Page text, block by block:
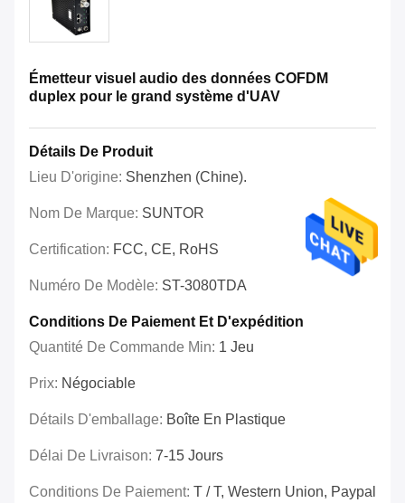
Émetteur visuel audio des données COFDM
duplex pour le grand système d'UAV
Détails De Produit
Lieu D'origine: Shenzhen (Chine).
Nom De Marque: SUNTOR
Certification: FCC, CE, RoHS
Numéro De Modèle: ST-3080TDA
Conditions De Paiement Et D'expédition
Quantité De Commande Min: 1 Jeu
Prix: Négociable
Détails D'emballage: Boîte En Plastique
Délai De Livraison: 7-15 Jours
Conditions De Paiement: T / T, Western Union, Paypal